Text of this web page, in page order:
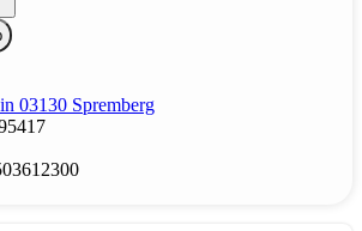
03130 Spremberg